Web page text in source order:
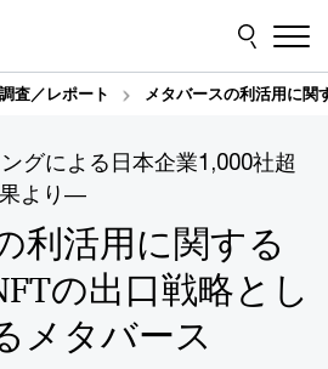
調査／レポート メタバースの利活用に関
グによる日本企業1,000社超
果より―
利活用に関する
の出口戦略とし
メタバース